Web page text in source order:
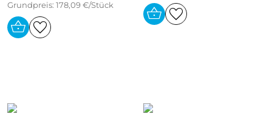
Grundpreis: 178,09 €/Stück